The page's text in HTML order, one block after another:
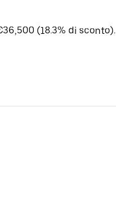
(18.3% di sconto).